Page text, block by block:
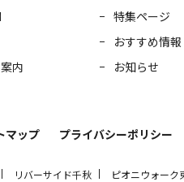
内
特集ページ
おすすめ情報
お知らせ
マップ プライバシーポリシー
リバーサイド千秋 ピオニウォーク